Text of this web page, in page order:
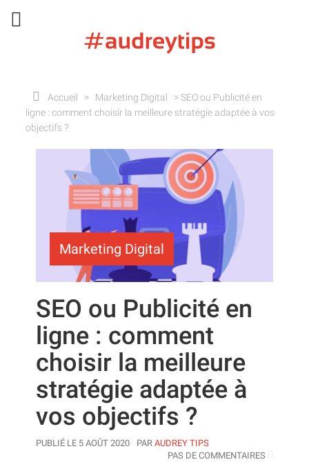
Accueil > Marketing Digital >SEO ou Publicité en
ligne : comment choisir la meilleure stratégie adaptée à vos
objectifs ?
Marketing Digital
SEO ou Publicité en
ligne : comment
choisir la meilleure
stratégie adaptée à
vos objectifs ?
PUBLIÉ LE 5 AOÛT 2020 PARAUTHOR
AUDREY TIPS
PAS DE COMMENTAIRES